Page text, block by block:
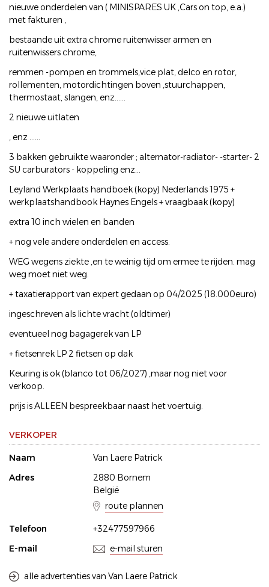
nieuwe onderdelen van ( MINISPARES UK ,Cars on top, e.a.)
met fakturen ,
bestaande uit extra chrome ruitenwisser armen en
ruitenwissers chrome,
remmen -pompen en trommels,vice plat, delco en rotor,
rollementen, motordichtingen boven ,stuurchappen,
thermostaat, slangen, enz......
2 nieuwe uitlaten
, enz ......
3 bakken gebruikte waaronder ; alternator-radiator- -starter- 2
SU carburators - koppeling enz...
Leyland Werkplaats handboek (kopy) Nederlands 1975 +
werkplaatshandbook Haynes Engels + vraagbaak (kopy)
extra 10 inch wielen en banden
+ nog vele andere onderdelen en access.
WEG wegens ziekte ,en te weinig tijd om ermee te rijden. mag
weg moet niet weg.
+ taxatierapport van expert gedaan op 04/2025 (18.000euro)
ingeschreven als lichte vracht (oldtimer)
eventueel nog bagagerek van LP
+ fietsenrek LP 2 fietsen op dak
Keuring is ok (blanco tot 06/2027) ,maar nog niet voor
verkoop.
prijs is ALLEEN bespreekbaar naast het voertuig.
VERKOPER
Naam
Van Laere Patrick
Adres
2880 Bornem
België
route plannen
Telefoon
+32477597966
E-mail
e-mail sturen
alle advertenties van Van Laere Patrick